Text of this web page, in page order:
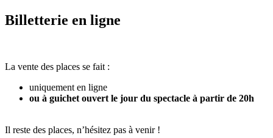
Billetterie en ligne
La vente des places se fait :
uniquement en ligne
ou à guichet ouvert le jour du spectacle à partir de 20h
Il reste des places, n’hésitez pas à venir !